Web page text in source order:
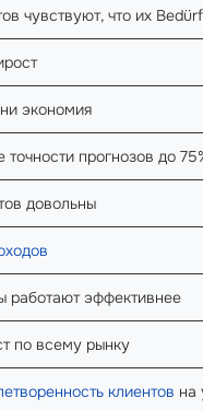
чувствуют, что их
экономия
точности прогнозов до
довольны
работают эффективнее
по всему рынку
клиентов на